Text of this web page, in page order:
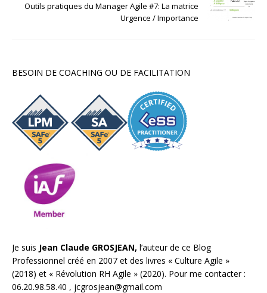
Outils pratiques du Manager Agile #7: La matrice
Urgence / Importance
BESOIN DE COACHING OU DE FACILITATION
Je suis Jean Claude GROSJEAN, l’auteur de ce Blog
Professionnel créé en 2007 et des livres « Culture Agile »
(2018) et « Révolution RH Agile » (2020). Pour me contacter :
06.20.98.58.40 , jcgrosjean@gmail.com